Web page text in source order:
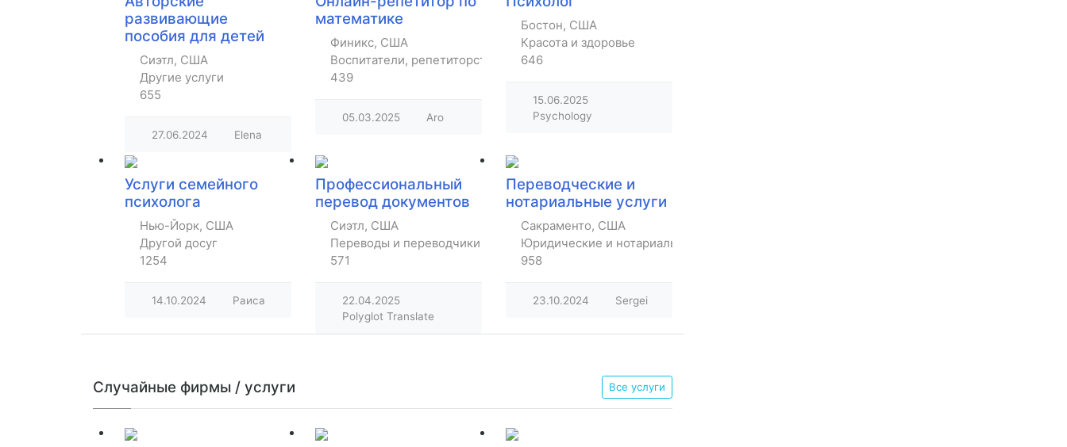
развивающие
пособия для детей
Сиэтл, США
Другие услуги
655
27.06.2024 Elena
математике
Финикс, США
Воспитатели, репетиторство, уроки
439
05.03.2025 Aro
Бостон, США
Красота и здоровье
646
15.06.2025
Psychology
Услуги семейного
психолога
Нью-Йорк, США
Другой досуг
1254
14.10.2024 Раиса
Профессиональный
перевод документов
Сиэтл, США
Переводы и переводчики
571
22.04.2025
Polyglot Translate
Переводческие и
нотариальные услуги
Сакраменто, США
Юридические и нотариальные
958
23.10.2024 Sergei
Случайные фирмы / услуги Все услуги